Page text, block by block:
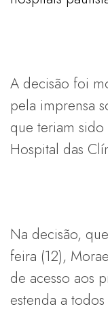
A decisão foi
pela imprensa
que teriam
Hospital das
Na decisão,
feira (12),
de acesso aos
estenda a